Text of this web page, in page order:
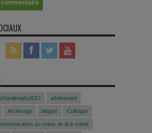
adolescent
Archivage blogue Colloque
au coeur de la e-santé